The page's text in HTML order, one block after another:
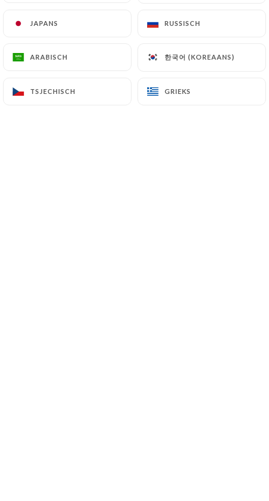
JAPANS RUSSISCH
ARABISCH 한국어 (KOREAANS)
TSJECHISCH GRIEKS
JAPANS RUSSISCH
ARABISCH 한국어 (KOREAANS)
TSJECHISCH GRIEKS